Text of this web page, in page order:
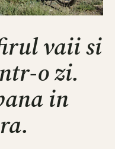
vaii si
o zi.
in